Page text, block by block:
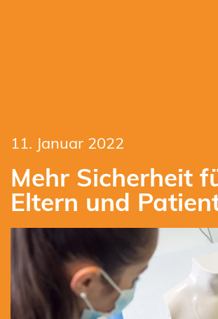
11. Januar 2022
Mehr Sicherheit
Eltern und